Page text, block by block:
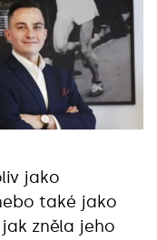
jako
také jako
zněla jeho